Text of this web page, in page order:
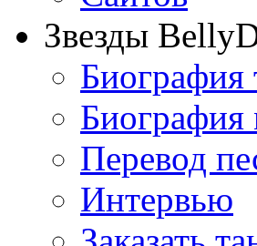
Звезды
Биография
Биография
Перевод
Интервью